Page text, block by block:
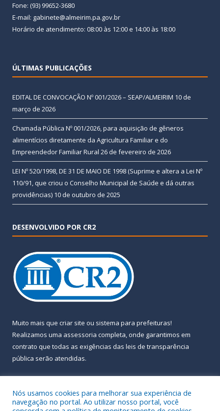
Fone: (93) 99652-3680
E-mail: gabinete@almeirim.pa.gov.br
Horário de atendimento: 08:00 às 12:00 e 14:00 às 18:00
ÚLTIMAS PUBLICAÇÕES
EDITAL DE CONVOCAÇÃO Nº 001/2026 – SEAP/ALMEIRIM 10 de
março de 2026
Chamada Pública Nº 001/2026, para aquisição de gêneros
alimentícios diretamente da Agricultura Familiar e do
Empreendedor Familiar Rural 26 de fevereiro de 2026
LEI Nº 520/1998, DE 31 DE MAIO DE 1998 (Suprime e altera a Lei Nº
110/91, que criou o Conselho Municipal de Saúde e dá outras
providências) 10 de outubro de 2025
DESENVOLVIDO POR CR2
Muito mais que criar site ou sistema para prefeituras!
Realizamos uma assessoria completa, onde garantimos em
contrato que todas as exigências das leis de transparência
pública serão atendidas.
Nós usamos cookies para melhorar sua experiência de
navegação no portal. Ao utilizar nosso portal, você